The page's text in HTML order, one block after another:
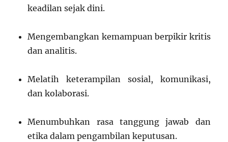
keadilan sejak dini.
Mengembangkan kemampuan berpikir kritis
dan analitis.
Melatih keterampilan sosial, komunikasi,
dan kolaborasi.
Menumbuhkan rasa tanggung jawab dan
etika dalam pengambilan keputusan.